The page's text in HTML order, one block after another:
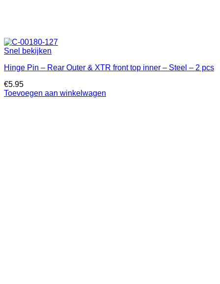
Snel bekijken
Hinge Pin – Rear Outer & XTR front top inner – Steel – 2 pcs
€5.95
Toevoegen aan winkelwagen